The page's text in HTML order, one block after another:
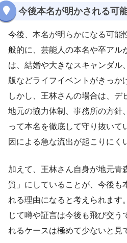
今後本名が明かされる可
今後、本名が明らかになる可能
般的に、芸能人の本名や卒アル
は、結婚や大きなスキャンダル
版などライフイベントがきっか
しかし、王林さんの場合は、デ
地元の協力体制、事務所の方針
って本名を徹底して守り抜いて
因による急な流出が起こりにく
加えて、王林さん自身が地元青
質」にしていることが、今後も
れる理由になると考えられます
じて噂や証言は今後も飛び交う
れるケースは極めて少ないと見